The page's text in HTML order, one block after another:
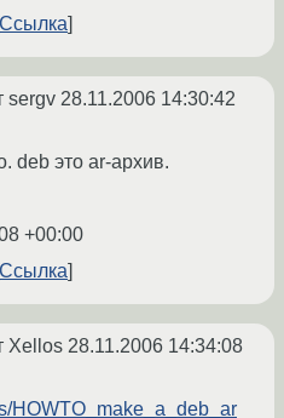
Ссылка
sergv 28.11.2006 14:30:42
deb это ar-архив.
+00:00
Ссылка
Xellos 28.11.2006 14:34:08
HOWTO_make_a_deb_ar